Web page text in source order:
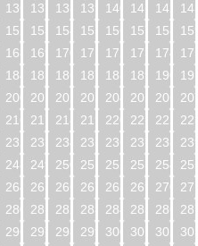
136 137 138 139 140 141 142
152 153 154 155 156 157 158
168 169 170 171 172 173 174
184 185 186 187 188 189 190
200 201 202 203 204 205 206
216 217 218 219 220 221 222
232 233 234 235 236 237 238
248 249 250 251 252 253 254
264 265 266 267 268 269 270
280 281 282 283 284 285 286
296 297 298 299 300 301 302